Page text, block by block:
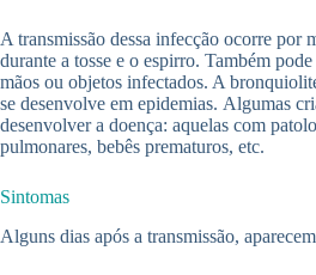
A transmissão dessa infecção ocorre por
durante a tosse e o espirro. Também
mãos ou objetos infectados. A
se desenvolve em epidemias. Algumas
desenvolver a doença: aquelas com
pulmonares, bebês prematuros, etc.
Sintomas
Alguns dias após a transmissão,